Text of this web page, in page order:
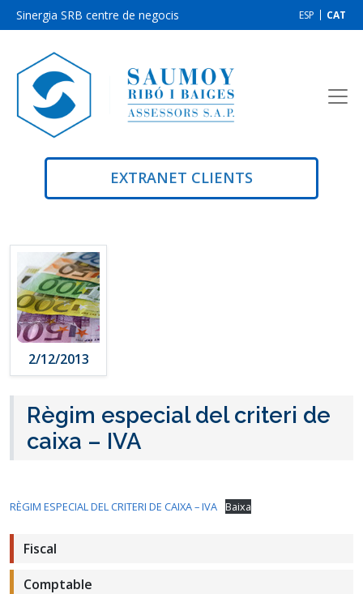
Sinergia SRB centre de negocis ESP CAT
EXTRANET CLIENTS
2/12/2013
Règim especial del criteri de
caixa – IVA
RÈGIM ESPECIAL DEL CRITERI DE CAIXA – IVA Baixa
Fiscal
Comptable